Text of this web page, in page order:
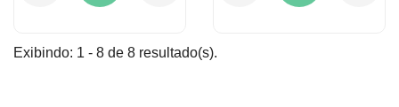
Exibindo: 1 - 8 de 8 resultado(s).